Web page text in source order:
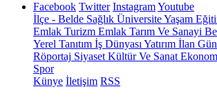
Facebook Twitter InstagramYoutube
İlçe - Belde Sağlık ÜniversiteYaşam
Emlak Turizm Emlak Tarım Ve Sanayi
Yerel Tanıtım İş Dünyası Yatırım İlan
Röportaj Siyaset Kültür Ve Sanat
Spor
Künye İletişim RSS